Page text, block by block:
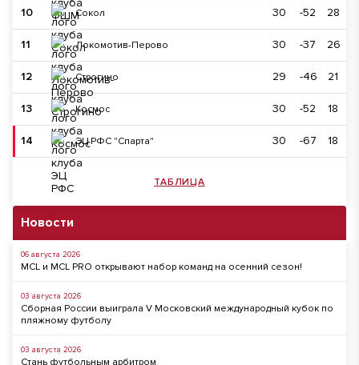
10 Сокол 30 -52 28
11 Локомотив-Перово 30 -37 26
12 Строгино 29 -46 21
13 Космос 30 -52 18
14 ЭЦ РФС "Спарта" 30 -67 18
ТАБЛИЦА
Новости
06 августа 2026
MCL и MCL PRO открывают набор команд на осенний сезон!
03 августа 2026
Сборная России выиграла V Московский международный кубок по
пляжному футболу
03 августа 2026
Стань футбольным арбитром